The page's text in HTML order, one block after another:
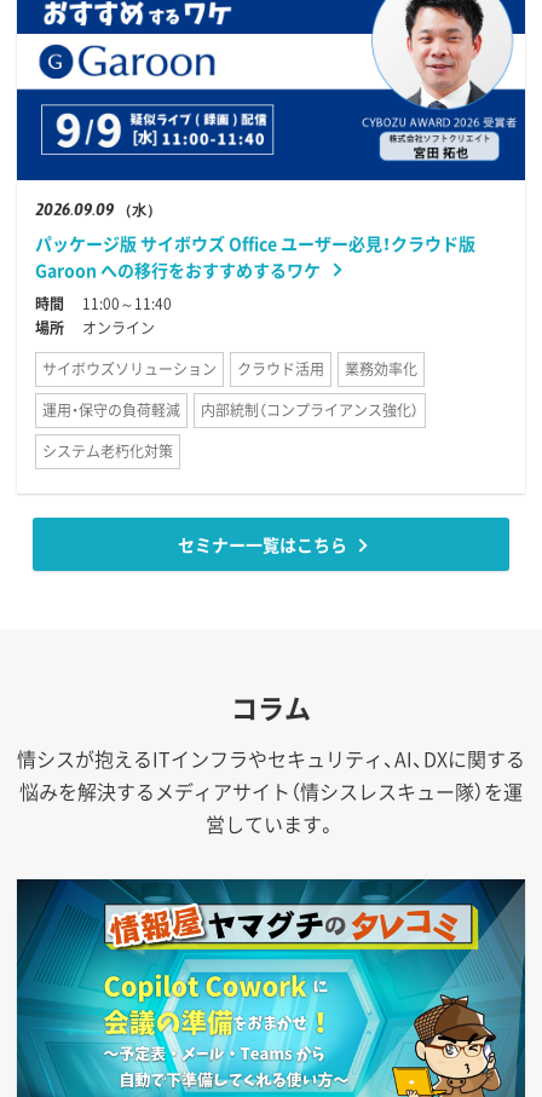
202609.09 （水）
パッケージ版 サイボウズ Office ユーザー必見！クラウド版
Garoon への移行をおすすめするワケ
時間
11:00～11:40
場所
オンライン
サイボウズソリューション
クラウド活用
業務効率化
運用・保守の負荷軽減
内部統制（コンプライアンス強化）
システム老朽化対策
セミナー一覧はこちら
コラム
情シスが抱えるITインフラやセキュリティ、AI、DXに関する
悩みを解決するメディアサイト（情シスレスキュー隊）を運
営しています。